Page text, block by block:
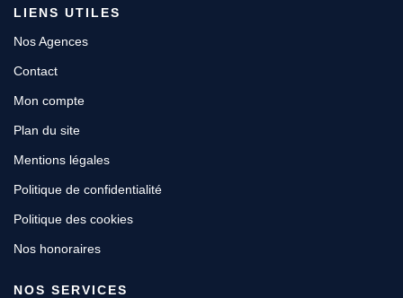
LIENS UTILES
Nos Agences
Contact
Mon compte
Plan du site
Mentions légales
Politique de confidentialité
Politique des cookies
Nos honoraires
NOS SERVICES